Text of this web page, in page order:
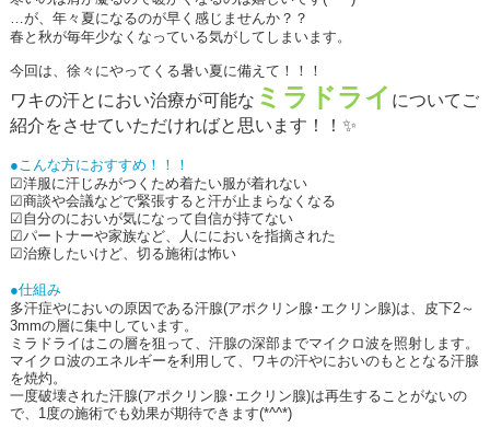
…が、年々夏になるのが早く感じませんか？？
春と秋が毎年少なくなっている気がしてしまいます。
今回は、徐々にやってくる暑い夏に備えて！！！
ワキの汗とにおい治療が可能な ミラドライ についてご
紹介をさせていただければと思います！！✨
●こんな方におすすめ！！！
☑洋服に汗じみがつくため着たい服が着れない
☑商談や会議などで緊張すると汗が止まらなくなる
☑自分のにおいが気になって自信が持てない
☑パートナーや家族など、人ににおいを指摘された
☑治療したいけど、切る施術は怖い
●仕組み
多汗症やにおいの原因である汗腺(アポクリン腺･エクリン腺)は、皮下2～
3mmの層に集中しています。
ミラドライはこの層を狙って、汗腺の深部までマイクロ波を照射します。
マイクロ波のエネルギーを利用して、ワキの汗やにおいのもととなる汗腺
を焼灼。
一度破壊された汗腺(アポクリン腺･エクリン腺)は再生することがないの
で、 1度の施術でも効果が期待できます(*^^*)